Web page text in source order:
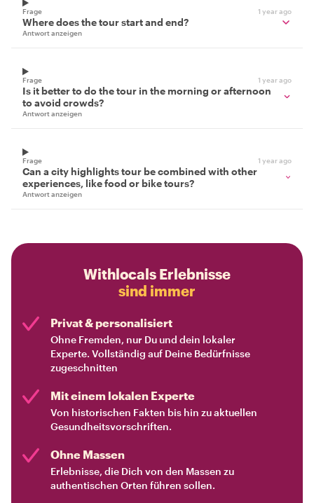
Frage 1 year ago
Where does the tour start and end?
Antwort anzeigen
Frage 1 year ago
Is it better to do the tour in the morning or afternoon
to avoid crowds?
Antwort anzeigen
Frage 1 year ago
Can a city highlights tour be combined with other
experiences, like food or bike tours?
Antwort anzeigen
Withlocals Erlebnisse
sind immer
Privat & personalisiert
Ohne Fremden, nur Du und dein lokaler
Experte. Vollständig auf Deine Bedürfnisse
zugeschnitten
Mit einem lokalen Experte
Von historischen Fakten bis hin zu aktuellen
Gesundheitsvorschriften.
Ohne Massen
Erlebnisse, die Dich von den Massen zu
authentischen Orten führen sollen.